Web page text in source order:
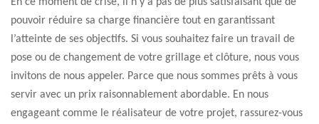
pouvoir réduire sa charge financière tout en garantissant
l’atteinte de ses objectifs. Si vous souhaitez faire un travail de
pose ou de changement de votre grillage et clôture, nous vous
invitons de nous appeler. Parce que nous sommes prêts à vous
servir avec un prix raisonnablement abordable. En nous
engageant comme le réalisateur de votre projet, rassurez-vous